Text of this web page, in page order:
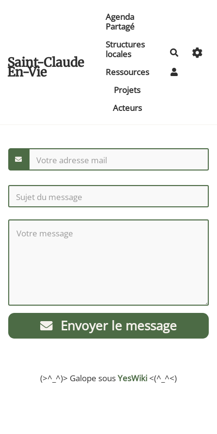
Saint-Claude
En-Vie
Agenda
Partagé
Structures
locales
Ressources
Projets
Acteurs
Envoyer le message
(>^_^)> Galope sousYesWiki <(^_^<)